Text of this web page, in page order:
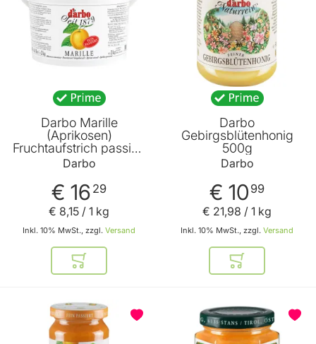
Darbo Marille
(Aprikosen)
Fruchtaufstrich passiert
2000g
Darbo
€ 16 29
Inkl. 10% MwSt., zzgl. Versand
€ 8,15 / 1 kg
In den Warenkorb
Darbo
Gebirgsblütenhonig
500g
Darbo
€ 10 99
Inkl. 10% MwSt., zzgl. Versand
€ 21,98 / 1 kg
In den